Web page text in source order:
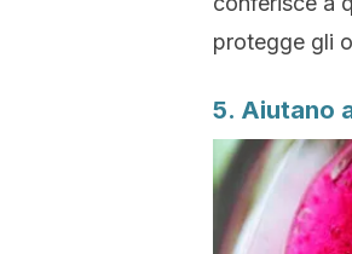
protegge gli
5. Aiutano